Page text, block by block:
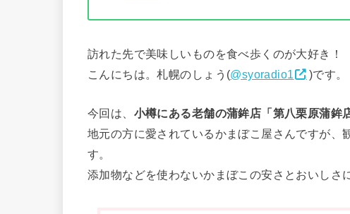
訪れた先で美味しいものを食べ歩くのが大好き！
こんにちは。札幌のしょう(@syoradio1 )です。
今回は、 小樽にある老舗の蒲鉾店「第八栗原蒲鉾店
地元の方に愛されているかまぼこ屋さんですが、
す。
添加物などを使わないかまぼこの安さとおいしさ